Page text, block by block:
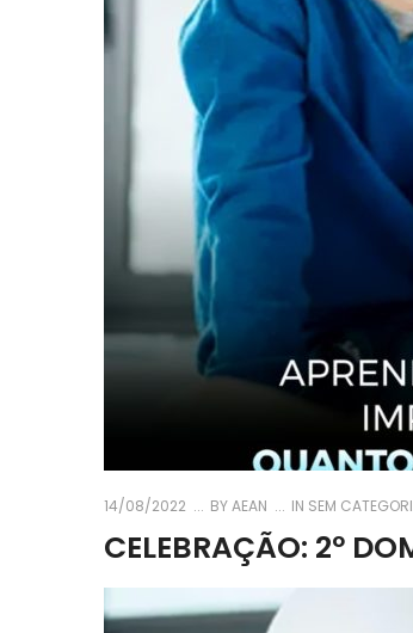
14/08/2022 BYAEAN IN SEM
CELEBRAÇÃO: 2º